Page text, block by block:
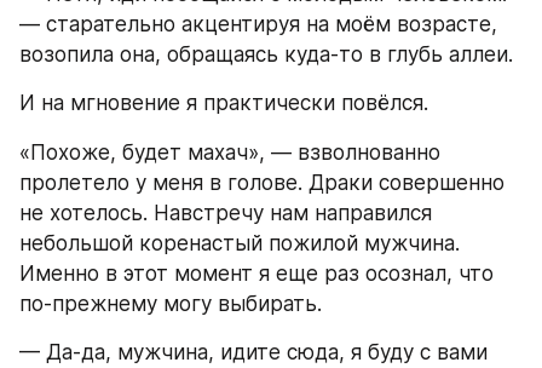
— старательно акцентируя на моём возрасте,
возопила она, обращаясь куда-то в глубь аллеи.
И на мгновение я практически повёлся.
«Похоже, будет махач», — взволнованно
пролетело у меня в голове. Драки совершенно
не хотелось. Навстречу нам направился
небольшой коренастый пожилой мужчина.
Именно в этот момент я еще раз осознал, что
по-прежнему могу выбирать.
— Да-да, мужчина, идите сюда, я буду с вами